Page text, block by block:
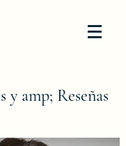
y amp; Reseñas